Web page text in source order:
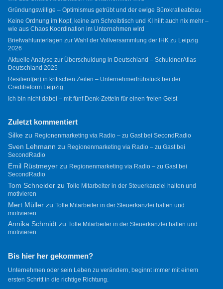
Gründungswillige – Optimismus getrübt und der ewige Bürokratieabbau
Keine Ordnung im Kopf, keine am Schreibtisch und KI hilft auch nix mehr –
wie aus Chaos Koordination im Unternehmen wird
Briefwahlunterlagen zur Wahl der Vollversammlung der IHK zu Leipzig
2026
Aktuelle Analyse zur Überschuldung in Deutschland – SchuldnerAtlas
Deutschland 2025
Resilient(er) in kritischen Zeiten – Unternehmerfrühstück bei der
Creditreform Leipzig
Ich bin nicht dabei – mit fünf Denk-Zetteln für einen freien Geist
Zuletzt kommentiert
Silkezu Regionenmarketing via Radio – zu Gast bei SecondRadio
Sven Lehmann zu Regionenmarketing via Radio – zu Gast bei
SecondRadio
Emil Rüstmeyerzu Regionenmarketing via Radio – zu Gast bei
SecondRadio
Tom Schneiderzu Tolle Mitarbeiter in der Steuerkanzlei halten und
motivieren
Mert Müllerzu Tolle Mitarbeiter in der Steuerkanzlei halten und
motivieren
Annika Schmidtzu Tolle Mitarbeiter in der Steuerkanzlei halten und
motivieren
Bis hier her gekommen?
Unternehmen oder sein Leben zu verändern, beginnt immer mit einem
ersten Schritt in die richtige Richtung.